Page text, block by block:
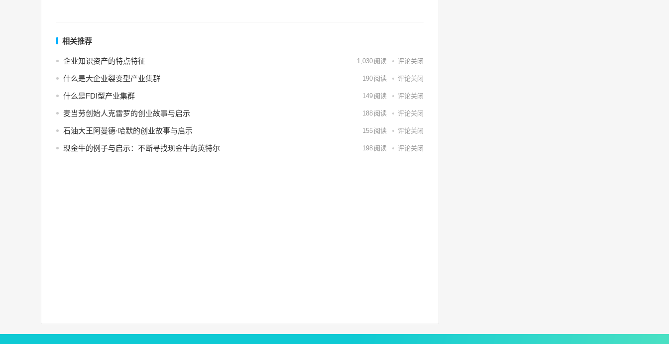
相关推荐
企业知识资产的特点特征 1,030 阅读 评论关闭
什么是大企业裂变型产业集群 190 阅读 评论关闭
什么是FDI型产业集群 149 阅读 评论关闭
麦当劳创始人克雷罗的创业故事与启示 188 阅读 评论关闭
石油大王阿曼德·哈默的创业故事与启示 155 阅读 评论关闭
现金牛的例子与启示：不断寻找现金牛的英特尔 198 阅读 评论关闭